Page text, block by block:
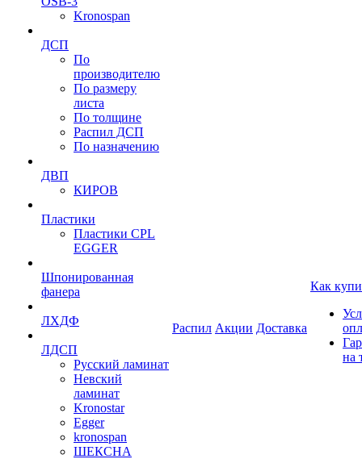
Kronospan
ДСП
По
производителю
По размеру
листа
По толщине
Распил ДСП
По назначению
ДВП
КИРОВ
Пластики
Пластики CPL
EGGER
Шпонированная
фанера
ЛХДФ
ЛДСП
Русский ламинат
Невский
ламинат
Kronostar
Egger
kronospan
ШЕКСНА
Распил Акции Доставка
Как
на